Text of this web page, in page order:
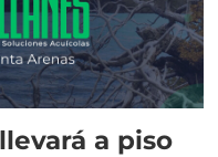
a piso